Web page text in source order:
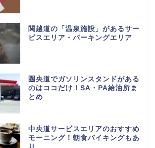
関越道の「温泉施設」があるサー
ビスエリア・パーキングエリア
圏央道でガソリンスタンドがある
のはココだけ！SA・PA給油所ま
とめ
中央道サービスエリアのおすすめ
モーニング！朝食バイキングもあ